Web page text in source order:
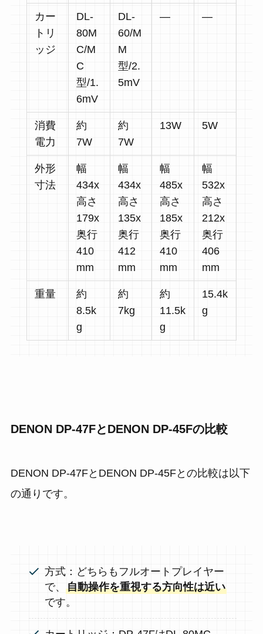
カー
トリ
ッジ
DL-
80M
C/M
C
型/1.
6mV
DL-
60/M
M
型/2.
5mV
― ―
消費
電力
約
7W
約
7W
13W 5W
外形
寸法
幅
434x
高さ
179x
奥行
410
mm
幅
434x
高さ
135x
奥行
412
mm
幅
485x
高さ
185x
奥行
410
mm
幅
532x
高さ
212x
奥行
406
mm
重量
約
8.5k
g
約
7kg
約
11.5k
g
15.4k
g
DENON DP-47FとDENON DP-45Fの比較
DENON DP-47FとDENON DP-45Fとの比較は以下
の通りです。
方式：どちらもフルオートプレイヤー
で、自動操作を重視する方向性は近い
です。